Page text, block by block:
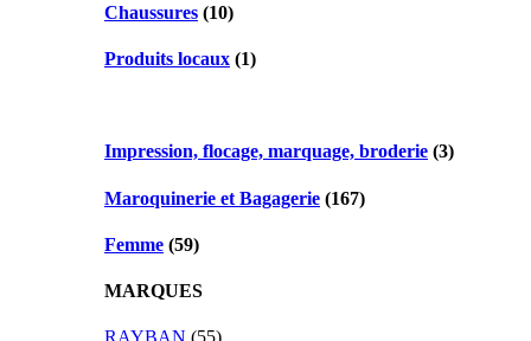
Chaussures (10)
Produits locaux (1)
Impression, flocage, marquage, broderie (3)
Maroquinerie et Bagagerie (167)
Femme (59)
MARQUES